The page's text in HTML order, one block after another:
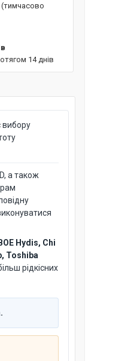
14 днів
вибору
а також
Hydis, Chi
Toshiba
рідкісних